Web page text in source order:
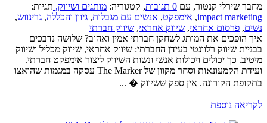
מחבר שירלי קנטור, עם 0 תגובות , קטגוריה: מותגים ושיווק, תגיות:
impact marketing
, אימפקט, אנשים עם מגבלות, גיוון והכללה, גרינווש,
נשים, פרסום אחראי, שיווק אחראי, שיווק חברתי
איך הופכים את המותג לשחקן חברתי אמין ואהוב? שלושה נדבכים
בבניית שיווק רלוונטי בעידן החברתי: שיווק אחראי, שיווק מכליל ושיווק
מיטיב. כך יכולים ויכולות אנשי ונשות השיווק ליצור אימפקט חברתי.
ועידת הקמעונאות וסחר מקוון של The Marker עסקה במגמות שהואצו
בתקופת הקורונה. אין ספק ששיווק � ...
לקריאה נוספת